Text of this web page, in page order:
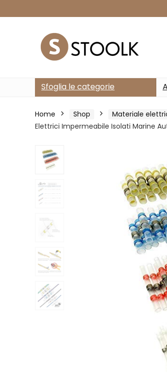
Sfoglia le categorie
Home Shop Materiale
Elettrici Impermeabile Isolati Marine